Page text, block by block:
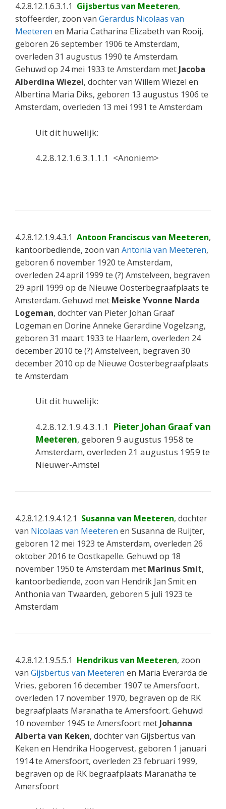
4.2.8.12.1.6.3.1.1 Gijsbertus van Meeteren,
stoffeerder, zoon van Gerardus Nicolaas van
Meeteren en Maria Catharina Elizabeth van Rooij,
geboren 26 september 1906 te Amsterdam,
overleden 31 augustus 1990 te Amsterdam.
Gehuwd op 24 mei 1933 te Amsterdam met Jacoba
Alberdina Wiezel, dochter van Willem Wiezel en
Albertina Maria Diks, geboren 13 augustus 1906 te
Amsterdam, overleden 13 mei 1991 te Amsterdam
Uit dit huwelijk:
4.2.8.12.1.6.3.1.1.1 <Anoniem>
4.2.8.12.1.9.4.3.1 Antoon Franciscus van Meeteren,
kantoorbediende, zoon van Antonia van Meeteren,
geboren 6 november 1920 te Amsterdam,
overleden 24 april 1999 te (?) Amstelveen, begraven
29 april 1999 op de Nieuwe Oosterbegraafplaats te
Amsterdam. Gehuwd met Meiske Yvonne Narda
Logeman, dochter van Pieter Johan Graaf
Logeman en Dorine Anneke Gerardine Vogelzang,
geboren 31 maart 1933 te Haarlem, overleden 24
december 2010 te (?) Amstelveen, begraven 30
december 2010 op de Nieuwe Oosterbegraafplaats
te Amsterdam
Uit dit huwelijk:
4.2.8.12.1.9.4.3.1.1 Pieter Johan Graaf van
Meeteren, geboren 9 augustus 1958 te
Amsterdam, overleden 21 augustus 1959 te
Nieuwer-Amstel
4.2.8.12.1.9.4.12.1 Susanna van Meeteren, dochter
van Nicolaas van Meeteren en Susanna de Ruijter,
geboren 12 mei 1923 te Amsterdam, overleden 26
oktober 2016 te Oostkapelle. Gehuwd op 18
november 1950 te Amsterdam met Marinus Smit,
kantoorbediende, zoon van Hendrik Jan Smit en
Anthonia van Twaarden, geboren 5 juli 1923 te
Amsterdam
4.2.8.12.1.9.5.5.1 Hendrikus van Meeteren, zoon
van Gijsbertus van Meeteren en Maria Everarda de
Vries, geboren 16 december 1907 te Amersfoort,
overleden 17 november 1970, begraven op de RK
begraafplaats Maranatha te Amersfoort. Gehuwd
10 november 1945 te Amersfoort met Johanna
Alberta van Keken, dochter van Gijsbertus van
Keken en Hendrika Hoogervest, geboren 1 januari
1914 te Amersfoort, overleden 23 februari 1999,
begraven op de RK begraafplaats Maranatha te
Amersfoort